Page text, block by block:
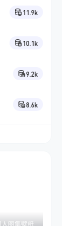
11.9k
10.1k
9.2k
8.6k
图集壁纸